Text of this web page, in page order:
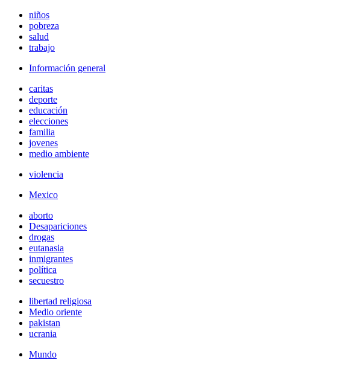
niños
pobreza
salud
trabajo
Información general
caritas
deporte
educación
elecciones
familia
jovenes
medio ambiente
violencia
Mexico
aborto
Desapariciones
drogas
eutanasia
inmigrantes
política
secuestro
libertad religiosa
Medio oriente
pakistan
ucrania
Mundo